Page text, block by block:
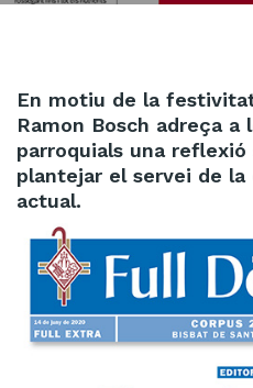
En motiu de la
Ramon Bosch adreça
parroquials una
plantejar el servei de
actual.